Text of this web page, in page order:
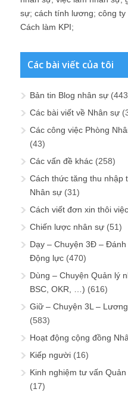
sự; cách tính lương; công ty
Cách làm KPI;
Các bài viết của tôi
Bản tin Blog nhân sự
Các bài viết về Nhân sự
Các công việc Phòng
(43)
Các vấn đề khác (258)
Cách thức tăng thu nhập
Nhân sự (31)
Cách viết đơn xin thôi việc
Chiến lược nhân sự (51)
Dạy – Chuyện 3Đ –
Động lực (470)
Dùng – Chuyện Quản lý
BSC, OKR, …) (616)
Giữ – Chuyện 3L –
(583)
Hoạt động cộng đồng
Kiếp người (16)
Kinh nghiệm tư vấn
(17)